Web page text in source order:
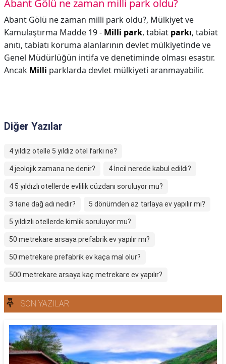
Abant Gölü ne zaman milli park oldu?
Abant Gölü ne zaman milli park oldu?, Mülkiyet ve
Kamulaştırma Madde 19 - Milli park, tabiat parkı, tabiat
anıtı, tabiatı koruma alanlarının devlet mülkiyetinde ve
Genel Müdürlüğün intifa ve denetiminde olması esastır.
Ancak Milli parklarda devlet mülkiyeti aranmayabilir.
Diğer Yazılar
4 yıldız otelle 5 yıldız otel farkı ne?
4 jeolojik zamana ne denir? 4 İncil nerede kabul edildi?
4 5 yıldızlı otellerde evlilik cüzdanı soruluyor mu?
3 tane dağ adı nedir? 5 dönümden az tarlaya ev yapılır mı?
5 yıldızlı otellerde kimlik soruluyor mu?
50 metrekare arsaya prefabrik ev yapılır mı?
50 metrekare prefabrik ev kaça mal olur?
500 metrekare arsaya kaç metrekare ev yapılır?
SON YAZILAR